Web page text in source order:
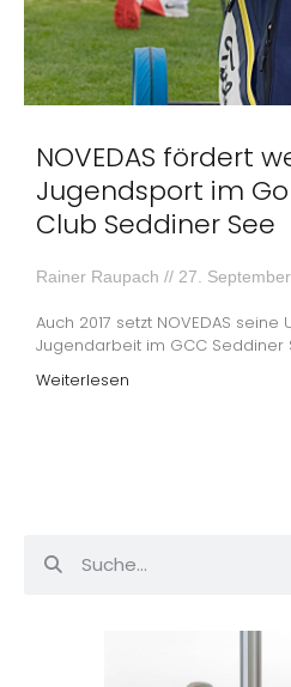
NOVEDAS fördert
Jugendsport im
Club Seddiner See
Rainer Raupach 27.
Auch 2017 setzt NOVEDAS
Jugendarbeit im GCC Seddiner
Weiterlesen